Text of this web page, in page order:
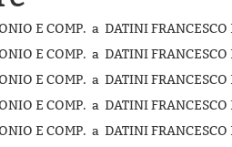
E COMP. a DATINI
E COMP. a DATINI
E COMP. a DATINI
E COMP. a DATINI
E COMP. a DATINI